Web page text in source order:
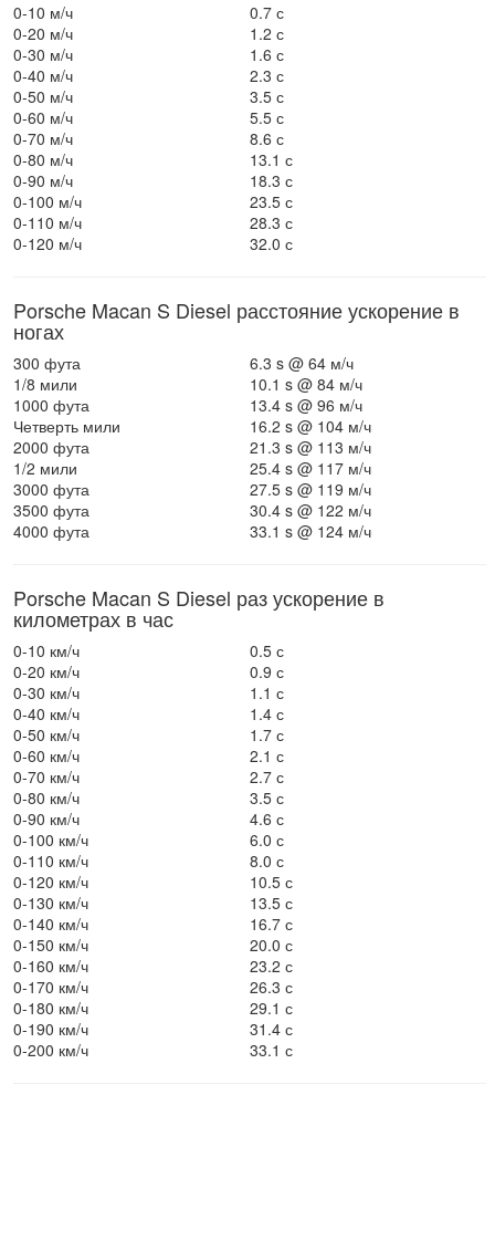
0-10 м/ч
0.7 с
0-20 м/ч
1.2 с
0-30 м/ч
1.6 с
0-40 м/ч
2.3 с
0-50 м/ч
3.5 с
0-60 м/ч
5.5 с
0-70 м/ч
8.6 с
0-80 м/ч
13.1 с
0-90 м/ч
18.3 с
0-100 м/ч
23.5 с
0-110 м/ч
28.3 с
0-120 м/ч
32.0 с
Porsche Macan S Diesel расстояние ускорение в
ногах
300 фута
6.3 s @ 64 м/ч
1/8 мили
10.1 s @ 84 м/ч
1000 фута
13.4 s @ 96 м/ч
Четверть мили
16.2 s @ 104 м/ч
2000 фута
21.3 s @ 113 м/ч
1/2 мили
25.4 s @ 117 м/ч
3000 фута
27.5 s @ 119 м/ч
3500 фута
30.4 s @ 122 м/ч
4000 фута
33.1 s @ 124 м/ч
Porsche Macan S Diesel раз ускорение в
километрах в час
0-10 км/ч
0.5 с
0-20 км/ч
0.9 с
0-30 км/ч
1.1 с
0-40 км/ч
1.4 с
0-50 км/ч
1.7 с
0-60 км/ч
2.1 с
0-70 км/ч
2.7 с
0-80 км/ч
3.5 с
0-90 км/ч
4.6 с
0-100 км/ч
6.0 с
0-110 км/ч
8.0 с
0-120 км/ч
10.5 с
0-130 км/ч
13.5 с
0-140 км/ч
16.7 с
0-150 км/ч
20.0 с
0-160 км/ч
23.2 с
0-170 км/ч
26.3 с
0-180 км/ч
29.1 с
0-190 км/ч
31.4 с
0-200 км/ч
33.1 с